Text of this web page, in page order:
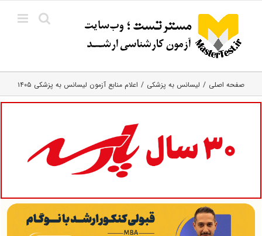
content
صفحه اصلی لیسانس به پزشکی اعلام منابع آزمون لیسانس به پزشکی ۱۴۰۵